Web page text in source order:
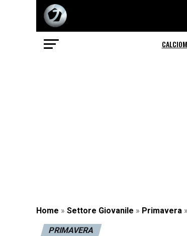
Home » Settore Giovanile » Primavera »
PRIMAVERA